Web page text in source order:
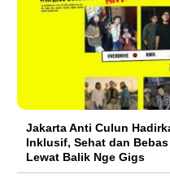
Jakarta Anti Culun
Inklusif, Sehat dan
Lewat Balik Nge Gigs